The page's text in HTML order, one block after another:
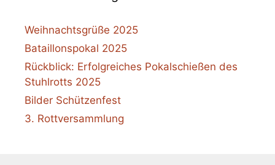
Weihnachtsgrüße 2025
Bataillonspokal 2025
Rückblick: Erfolgreiches Pokalschießen des
Stuhlrotts 2025
Bilder Schützenfest
3. Rottversammlung